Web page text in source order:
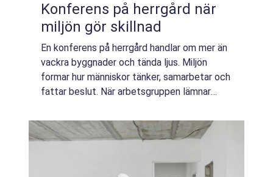
Konferens på herrgård när
miljön gör skillnad
En konferens på herrgård handlar om mer än
vackra byggnader och tända ljus. Miljön
formar hur människor tänker, samarbetar och
fattar beslut. När arbetsgruppen lämnar
öppnas ofta nya perspektiv. Tempot s...